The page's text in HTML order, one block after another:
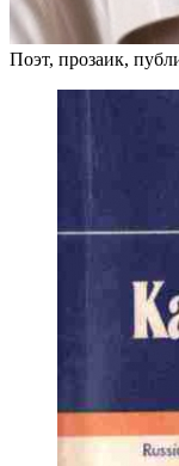
Поэт, прозаик,